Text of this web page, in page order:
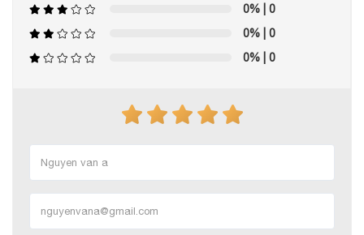
0% | 0
0% | 0
0% | 0